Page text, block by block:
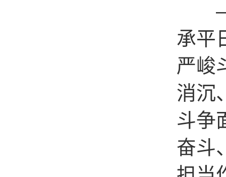
——
承平
严峻
消沉
斗争
奋斗